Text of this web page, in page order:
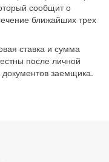
сообщит о
ближайших трех
ставка и сумма
после личной
документов заемщика.